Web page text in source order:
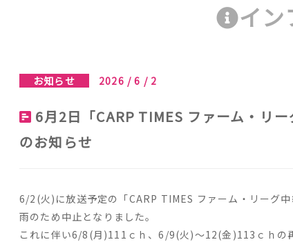
イン
お知らせ 2026 / 6 / 2
6月2日「CARP TIMES ファーム・リ
のお知らせ
6/2(火)に放送予定の「CARP TIMES ファーム・リーグ
雨のため中止となりました。
これに伴い6/8(月)111ｃｈ、6/9(火)～12(金)113ｃｈの